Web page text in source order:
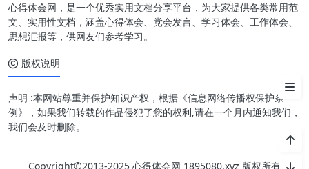
个人与集体的共振：时代新人与
国家发展
心得体会网，是一个优秀实用文档分享平台，为大家提供各类常用范
文、实用性文档，涵盖心得体会、党会发言、学习体会、工作体会、
思想汇报等，供网友们参考学习。
版权说明
声明 :本网站尊重并保护知识产权，根据《信息网络传播权保护条
例》，如果我们转载的作品侵犯了您的权利,请在一个月内通知我们，
我们会及时删除。
Copyright©2013-2025 心得体会网 1895080.xyz 版权所有